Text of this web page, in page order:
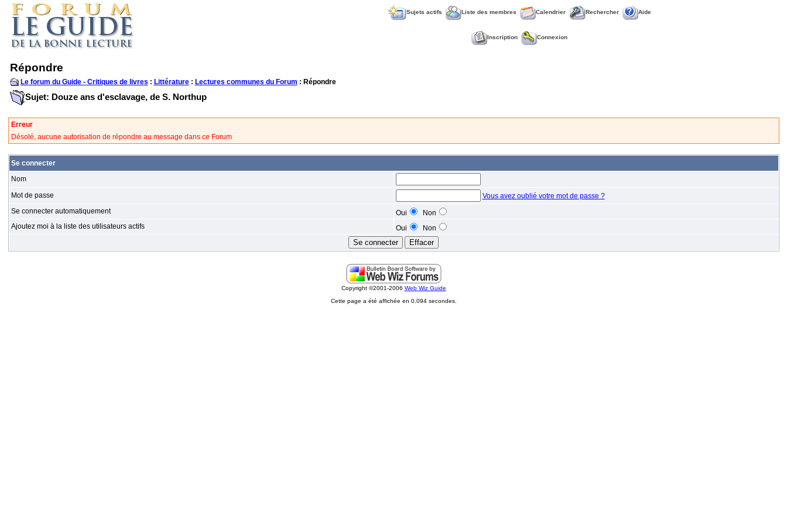
Sujets actifs Liste des membres Calendrier Rechercher Aide
Inscription Connexion
Répondre
Le forum du Guide - Critiques de livres : Littérature: Lectures communes du Forum : Répondre
Sujet: Douze ans d'esclavage, de S. Northup
Erreur
Désolé, aucune autorisation de répondre au message dans ce Forum
Se connecter
Nom
Mot de passe
Vous avez oublié votre mot de passe ?
Se connecter automatiquement
Oui
Non
Ajoutez moi à la liste des utilisateurs actifs
Oui Non
Copyright ©2001-2006 Web Wiz Guide
Cette page a été affichée en 0.094 secondes.